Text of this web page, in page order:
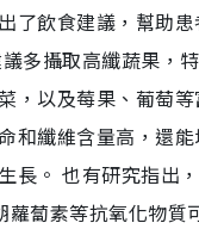
了飲食建議，幫助
多攝取高纖蔬果，
，以及莓果、葡萄
和纖維含量高，還
長。 也有研究指出
蘿蔔素等抗氧化物質